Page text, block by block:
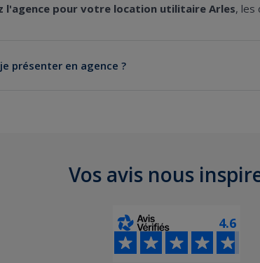
l'agence pour votre location utilitaire Arles, les
présenter en agence ?
(carte d'identité ou passeport).
nom du conducteur principal pour le dépôt de
Vos avis nous
4.6